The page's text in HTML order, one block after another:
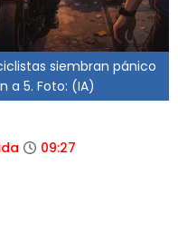
siembran pánico
a 5. Foto: (IA)
09:27